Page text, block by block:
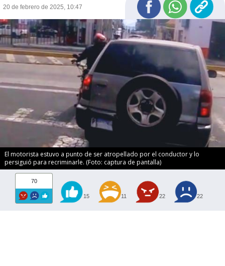
20 de febrero de 2025, 10:47
El motorista estuvo a punto de ser atropellado por el conductor y lo
persiguió para recriminarle. (Foto: captura de pantalla)
70
15 11 22 22